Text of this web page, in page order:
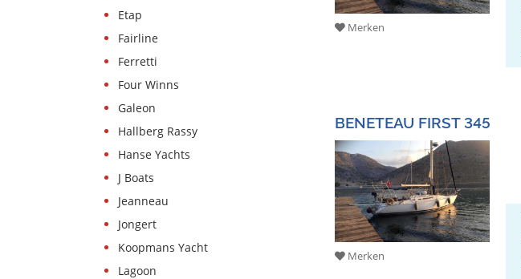
Merken
BENETEAU FIRST 345
Merken
Etap
Fairline
Ferretti
Four Winns
Galeon
Hallberg Rassy
Hanse Yachts
J Boats
Jeanneau
Jongert
Koopmans Yacht
Lagoon